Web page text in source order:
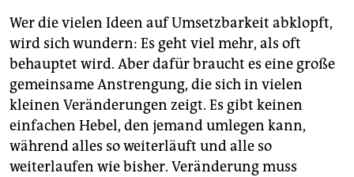
Wer die vielen Ideen auf Umsetzbarkeit abklopft,
wird sich wundern: Es geht viel mehr, als oft
behauptet wird. Aber dafür braucht es eine große
gemeinsame Anstrengung, die sich in vielen
kleinen Veränderungen zeigt. Es gibt keinen
einfachen Hebel, den jemand umlegen kann,
während alles so weiterläuft und alle so
weiterlaufen wie bisher. Veränderung muss